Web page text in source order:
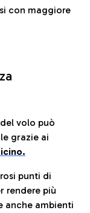
con maggiore
volo può
grazie ai
punti di
rendere più
anche ambienti